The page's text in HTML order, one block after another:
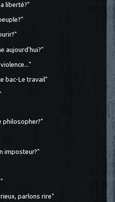
liberté?"
aujourd'hui?"
bac-Le travail"
philosopher?"
imposteur?"
parlons rire"